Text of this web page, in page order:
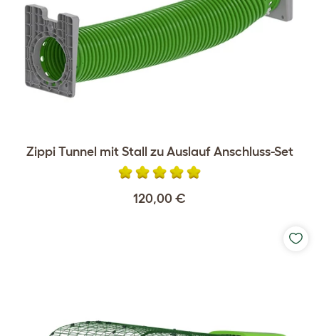
Zippi Tunnel mit Stall zu Auslauf Anschluss-Set
120,00 €